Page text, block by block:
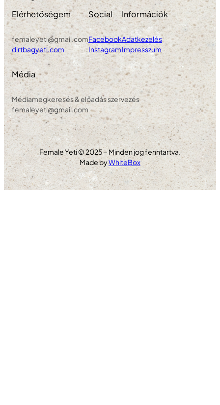
Elérhetőségem
femaleyeti@gmail.com
dirtbagyeti.com
Social
Facebook
Instagram
Információk
Adatkezelés
Impresszum
Média
Médiamegkeresés & előadás szervezés
femaleyeti@gmail.com
Female Yeti © 2025 – Minden jog fenntartva.
Made byWhiteBox